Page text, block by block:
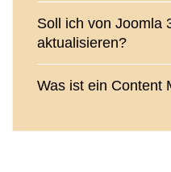
Soll ich von Joomla
aktualisieren?
Was ist ein Content